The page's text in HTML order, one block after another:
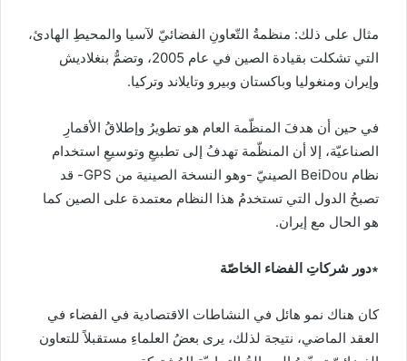
مثال على ذلك: منظمةُ التّعاونِ الفضائيّ لآسيا والمحيطِ الهادئ،
التي تشكلت بقيادة الصين في عام 2005، وتضمُّ بنغلاديش
وإيران ومنغوليا وباكستان وبيرو وتايلاند وتركيا.
في حين أن هدفَ المنظّمة العام هو تطويرُ وإطلاقُ الأقمارِ
الصناعيّة، إلا أن المنظّمة تهدفُ إلى تطبيعِ وتوسيعِ استخدام
نظام BeiDou الصينيّ -وهو النسخة الصينية من GPS- قد
تصبحُ الدول التي تستخدمُ هذا النظام معتمدة على الصين كما
هو الحال مع إيران.
∗دور شركاتِ الفضاء الخاصّة
كان هناك نمو هائل في النشاطات الاقتصادية في الفضاء في
العقد الماضي، نتيجة لذلك، يرى بعضُ العلماءِ مستقبلاً للتعاون